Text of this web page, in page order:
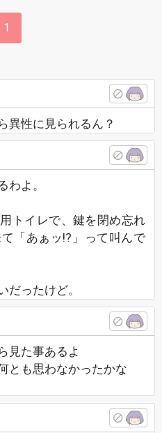
1
異性に見られるん？
わよ。
トイレで、鍵を閉め忘れ
「あぁッ!?」って叫んで
だったけど。
見た事あるよ
とも思わなかったかな